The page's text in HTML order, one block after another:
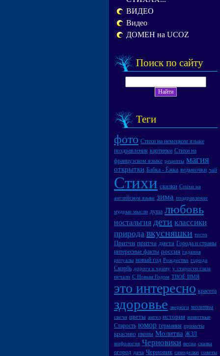
ВИДЕО
Видео
ДОМЕН на UCOZ
Поиск по сайту
Теги
фото Стихи на немецком языке
поздравления картинки Стихи на
французском языке рецепты магия
открытки Бабка - Ёжка ведьмочки чай
Стихи сказки Стихи на
английском языке зима поздравление
мудрые мысли душа любовь
ностальгия дети классики
природа вкусняшки тесто
Притчи притча диета Города и страны
интересные факты россия гадания
ритуалы новый год Рождество города
Скорбь дорога к храму у старости глаза
печали С Новым Годом ТВОЁ ИМЯ
это интересно красота
здоровье зверюги молитвы
свечи цветы ангел история животные
Старость юмор германия приметы
красиво иконы Молитва ЖЗЛ
мифология Черновики весна сказка
огород дача Черновик самоделки советы